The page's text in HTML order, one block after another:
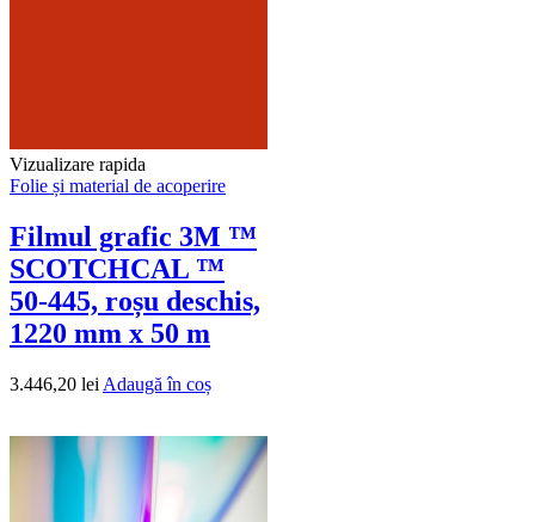
Vizualizare rapida
Folie și material de acoperire
Filmul grafic 3M ™
SCOTCHCAL ™
50-445, roșu deschis,
1220 mm x 50 m
3.446,20 lei Adaugă în coș